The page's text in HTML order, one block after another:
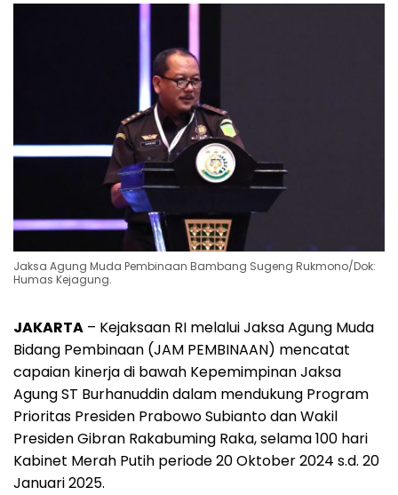
Jaksa Agung Muda Pembinaan Bambang Sugeng Rukmono/Dok:
Humas Kejagung.
JAKARTA – Kejaksaan RI melalui Jaksa Agung Muda
Bidang Pembinaan (JAM PEMBINAAN) mencatat
capaian kinerja di bawah Kepemimpinan Jaksa
Agung ST Burhanuddin dalam mendukung Program
Prioritas Presiden Prabowo Subianto dan Wakil
Presiden Gibran Rakabuming Raka, selama 100 hari
Kabinet Merah Putih periode 20 Oktober 2024 s.d. 20
Januari 2025.